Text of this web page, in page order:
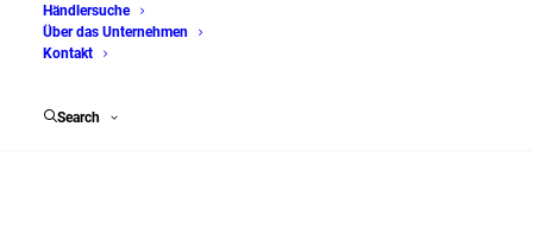
Händlersuche
Über das Unternehmen
Kontakt
Search